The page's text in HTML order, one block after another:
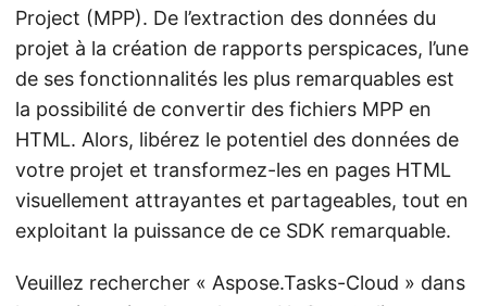
Project (MPP). De l’extraction des données du
projet à la création de rapports perspicaces, l’une
de ses fonctionnalités les plus remarquables est
la possibilité de convertir des fichiers MPP en
HTML. Alors, libérez le potentiel des données de
votre projet et transformez-les en pages HTML
visuellement attrayantes et partageables, tout en
exploitant la puissance de ce SDK remarquable.
Veuillez rechercher « Aspose.Tasks-Cloud » dans